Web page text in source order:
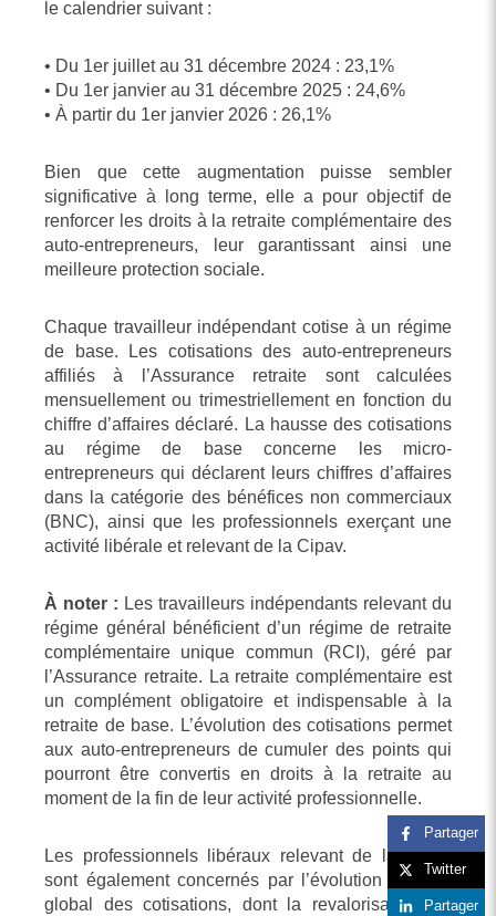
le calendrier suivant :
• Du 1er juillet au 31 décembre 2024 : 23,1%
• Du 1er janvier au 31 décembre 2025 : 24,6%
• À partir du 1er janvier 2026 : 26,1%
Bien que cette augmentation puisse sembler
significative à long terme, elle a pour objectif de
renforcer les droits à la retraite complémentaire des
auto-entrepreneurs, leur garantissant ainsi une
meilleure protection sociale.
Chaque travailleur indépendant cotise à un régime
de base. Les cotisations des auto-entrepreneurs
affiliés à l’Assurance retraite sont calculées
mensuellement ou trimestriellement en fonction du
chiffre d’affaires déclaré. La hausse des cotisations
au régime de base concerne les micro-
entrepreneurs qui déclarent leurs chiffres d’affaires
dans la catégorie des bénéfices non commerciaux
(BNC), ainsi que les professionnels exerçant une
activité libérale et relevant de la Cipav.
À noter : Les travailleurs indépendants relevant du
régime général bénéficient d’un régime de retraite
complémentaire unique commun (RCI), géré par
l’Assurance retraite. La retraite complémentaire est
un complément obligatoire et indispensable à la
retraite de base. L’évolution des cotisations permet
aux auto-entrepreneurs de cumuler des points qui
pourront être convertis en droits à la retraite au
moment de la fin de leur activité professionnelle.
Les professionnels libéraux relevant de la Cipav
sont également concernés par l’évolution du taux
global des cotisations, dont la revalorisation est
Partager
Twitter
Partager